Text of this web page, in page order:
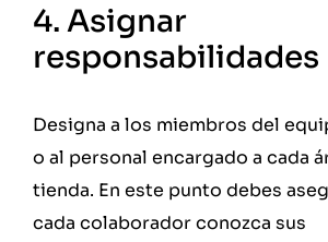
4. Asignar
responsabilidades
Designa a los miembros del
o al personal encargado a cada
tienda. En este punto debes
cada colaborador conozca sus